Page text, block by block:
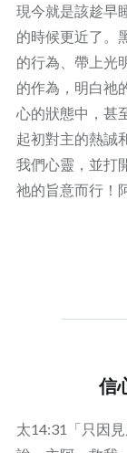
現今就是該趁早
的時候更近了。
的行為、帶上光
的作為，明白祂
心的狀態中，甚
起初對主的熱誠
我們心靈，並打
祂的旨意而行！
信
太14:31「只因